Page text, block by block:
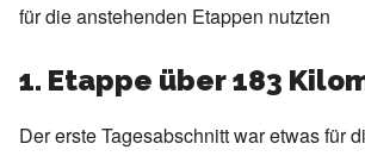
für die anstehenden Etappen nutzten
1. Etappe über 183
Der erste Tagesabschnitt war etwas für